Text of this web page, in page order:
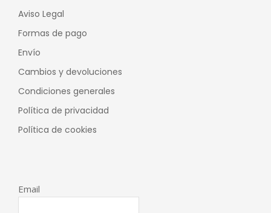
Aviso Legal
Formas de pago
Envío
Cambios y devoluciones
Condiciones generales
Política de privacidad
Política de cookies
Email